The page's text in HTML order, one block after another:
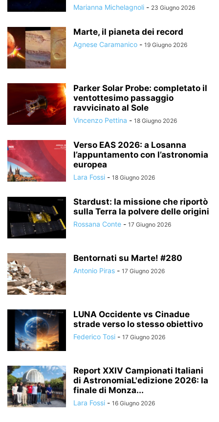
Marianna Michelagnoli - 23 Giugno 2026
Marte, il pianeta dei record
Agnese Caramanico - 19 Giugno 2026
Parker Solar Probe: completato il
ventottesimo passaggio
ravvicinato al Sole
Vincenzo Pettina - 18 Giugno 2026
Verso EAS 2026: a Losanna
l’appuntamento con l’astronomia
europea
Lara Fossi - 18 Giugno 2026
Stardust: la missione che riportò
sulla Terra la polvere delle origini
Rossana Conte - 17 Giugno 2026
Bentornati su Marte! #280
Antonio Piras - 17 Giugno 2026
LUNA Occidente vs Cinadue
strade verso lo stesso obiettivo
Federico Tosi - 17 Giugno 2026
Report XXIV Campionati Italiani
di AstronomiaL'edizione 2026: la
finale di Monza...
Lara Fossi - 16 Giugno 2026